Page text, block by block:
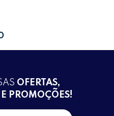
OFERTAS,
PROMOÇÕES!